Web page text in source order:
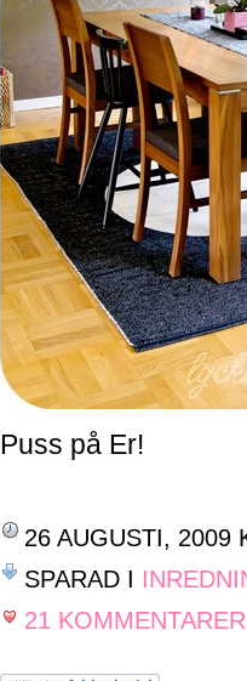
Puss på Er!
26 AUGUSTI, 2009
SPARAD I
21